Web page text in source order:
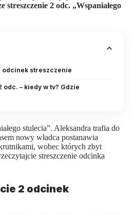
streszczenie 2 odc. „Wspaniałego
odcinek streszczenie
odc. – kiedy w tv? Gdzie
stulecia”. Aleksandra trafia do
nowy władca postanawia
wobec których zbyt
streszczenie odcinka
2 odcinek